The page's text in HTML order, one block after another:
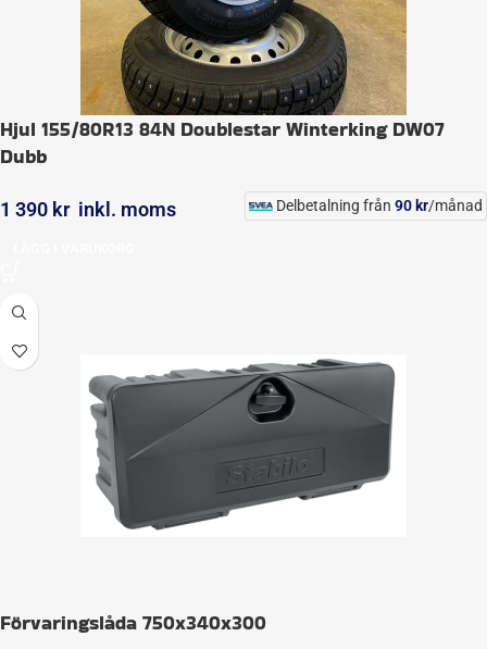
Hjul 155/80R13 84N Doublestar Winterking DW07
Dubb
1 390 kr inkl. moms Delbetalning från 90 kr/månad
Förvaringslåda 750x340x300